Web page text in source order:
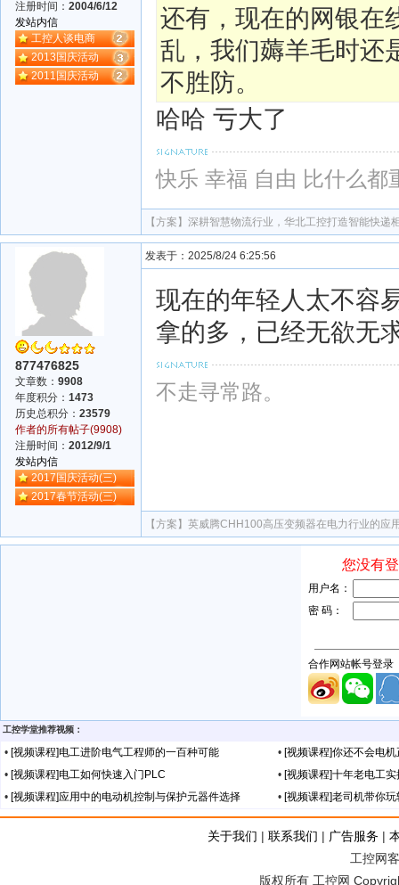
注册时间： 2004/6/12
发站内信
工控人谈电商
2013国庆活动
2011国庆活动
还有，现在的网银在
乱，我们薅羊毛时还
不胜防。
哈哈 亏大了
快乐 幸福 自由 比什么都
【方案】 深耕智慧物流行业，华北工控打造智能快递
877476825
文章数： 9908
年度积分： 1473
历史总积分： 23579
作者的所有帖子(9908)
注册时间： 2012/9/1
发站内信
2017国庆活动(三)
2017春节活动(三)
发表于：2025/8/24 6:25:56
现在的年轻人太不容
拿的多，已经无欲无
不走寻常路。
【方案】 英威腾CHH100高压变频器在电力行业的应
工控学堂推荐视频：
• [视频课程]电工进阶电气工程师的一百种可能 • [视频课程]你还不会电
• [视频课程]电工如何快速入门PLC • [视频课程]十年老电工
• [视频课程]应用中的电动机控制与保护元器件选择 • [视频课程]老司机带你
关于我们 | 联系我们 | 广告服务 |
工控网
版权所有 工控网